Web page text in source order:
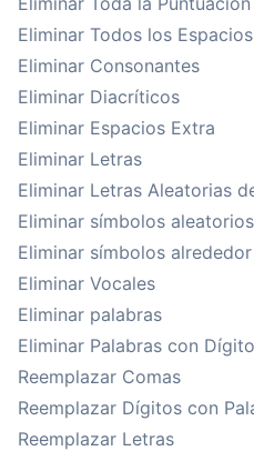
Eliminar Todos los
Eliminar Consonantes
Eliminar Diacríticos
Eliminar Espacios Extra
Eliminar Letras
Eliminar Letras Aleatorias
Eliminar símbolos aleatorios
Eliminar símbolos
Eliminar Vocales
Eliminar palabras
Eliminar Palabras con
Reemplazar Comas
Reemplazar Dígitos con
Reemplazar Letras